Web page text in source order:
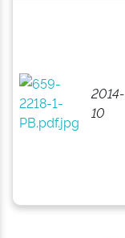
2014-
10